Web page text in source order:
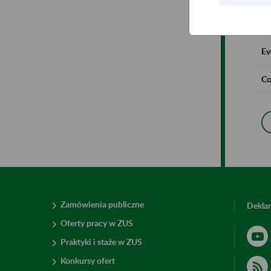
Zamówienia publiczne
Oferty pracy w ZUS
Praktyki i staże w ZUS
Konkursy ofert